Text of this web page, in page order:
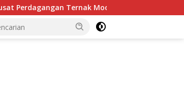
Orang Tua Keluhkan Menu MBG yang Dinilai